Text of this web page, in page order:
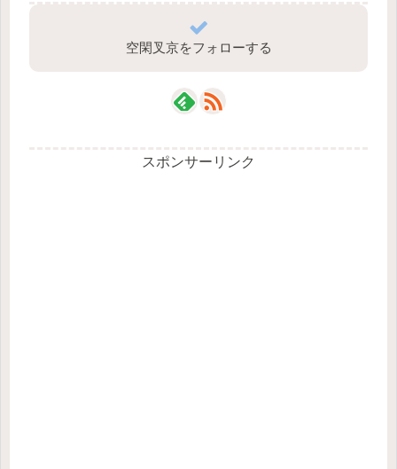
空閑叉京をフォローする
スポンサーリンク